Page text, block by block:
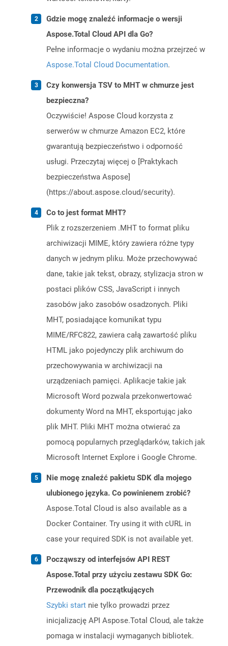
Gdzie mogę znaleźć informacje o wersji
Aspose.Total Cloud API dla Go?
Pełne informacje o wydaniu można przejrzeć w
Aspose.Total Cloud Documentation.
Czy konwersja TSV to MHT w chmurze jest
bezpieczna?
Oczywiście! Aspose Cloud korzysta z
serwerów w chmurze Amazon EC2, które
gwarantują bezpieczeństwo i odporność
usługi. Przeczytaj więcej o [Praktykach
bezpieczeństwa Aspose]
(https://about.aspose.cloud/security).
Co to jest format MHT?
Plik z rozszerzeniem .MHT to format pliku
archiwizacji MIME, który zawiera różne typy
danych w jednym pliku. Może przechowywać
dane, takie jak tekst, obrazy, stylizacja stron w
postaci plików CSS, JavaScript i innych
zasobów jako zasobów osadzonych. Pliki
MHT, posiadające komunikat typu
MIME/RFC822, zawiera całą zawartość pliku
HTML jako pojedynczy plik archiwum do
przechowywania w archiwizacji na
urządzeniach pamięci. Aplikacje takie jak
Microsoft Word pozwala przekonwertować
dokumenty Word na MHT, eksportując jako
plik MHT. Pliki MHT można otwierać za
pomocą popularnych przeglądarków, takich jak
Microsoft Internet Explore i Google Chrome.
Nie mogę znaleźć pakietu SDK dla mojego
ulubionego języka. Co powinienem zrobić?
Aspose.Total Cloud is also available as a
Docker Container. Try using it with cURL in
case your required SDK is not available yet.
Począwszy od interfejsów API REST
Aspose.Total przy użyciu zestawu SDK Go:
Przewodnik dla początkujących
Szybki start nie tylko prowadzi przez
inicjalizację API Aspose.Total Cloud, ale także
pomaga w instalacji wymaganych bibliotek.